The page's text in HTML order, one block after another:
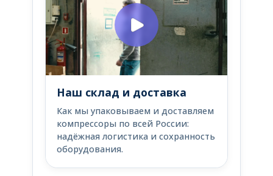
Наш склад и доставка
Как мы упаковываем и доставляем
компрессоры по всей России:
надёжная логистика и сохранность
оборудования.